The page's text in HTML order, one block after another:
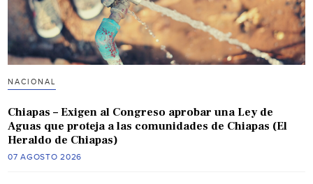
NACIONAL
Chiapas – Exigen al Congreso aprobar una Ley de
Aguas que proteja a las comunidades de Chiapas (El
Heraldo de Chiapas)
07 AGOSTO 2026